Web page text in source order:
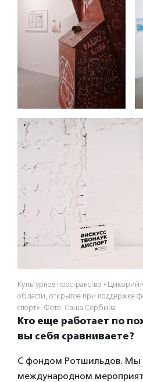
Культурное пространство
области, открытое при поддержке
спорт». Фото: Саша Сербина
Кто еще работает по
вы себя сравниваете?
С фондом Ротшильдов. Мы
международном